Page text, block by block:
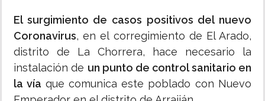
El surgimiento de casos positivos del nuevo
Coronavirus, en el corregimiento de El Arado,
distrito de La Chorrera, hace necesario la
instalación de un punto de control sanitario en
la vía que comunica este poblado con Nuevo